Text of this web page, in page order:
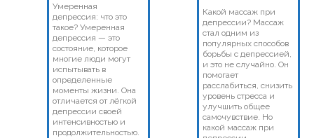
Умеренная
депрессия: что это
такое? Умеренная
депрессия — это
состояние, которое
многие люди могут
испытывать в
определенные
моменты жизни. Она
отличается от лёгкой
депрессии своей
интенсивностью и
продолжительностью.
Какой массаж при
депрессии? Массаж
стал одним из
популярных способов
борьбы с депрессией,
и это не случайно. Он
помогает
расслабиться, снизить
уровень стресса и
улучшить общее
самочувствие. Но
какой массаж при